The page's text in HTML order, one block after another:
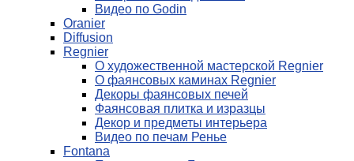
Видео по Godin
Oranier
Diffusion
Regnier
О художественной мастерской Regnier
О фаянсовых каминах Regnier
Декоры фаянсовых печей
Фаянсовая плитка и изразцы
Декор и предметы интерьера
Видео по печам Ренье
Fontana